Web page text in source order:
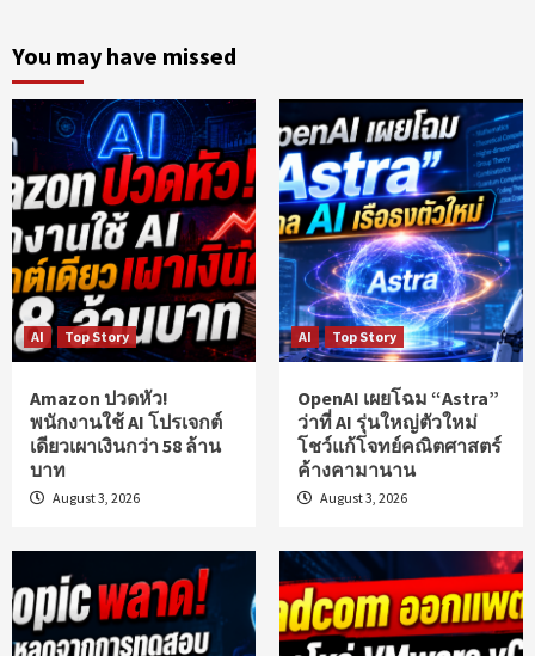
You may have missed
AI Top Story
Amazon ปวดหัว!
พนักงานใช้ AI โปรเจกต์
เดียวเผาเงินกว่า 58 ล้าน
บาท
August 3, 2026
AI Top Story
OpenAI เผยโฉม “Astra”
ว่าที่ AI รุ่นใหญ่ตัวใหม่
โชว์แก้โจทย์คณิตศาสตร์
ค้างคามานาน
August 3, 2026